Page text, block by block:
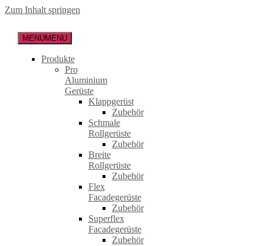
Zum Inhalt springen
MENUMENU
Produkte
Pro
Aluminium
Gerüste
Klappgerüst
Zubehör
Schmale
Rollgerüste
Zubehör
Breite
Rollgerüste
Zubehör
Flex
Facadegerüste
Zubehör
Superflex
Facadegerüste
Zubehör